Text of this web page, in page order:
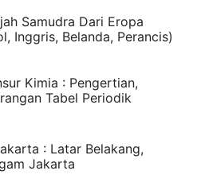
Samudra Dari Eropa
Inggris, Belanda, Perancis)
Kimia : Pengertian,
Tabel Periodik
: Latar Belakang,
Jakarta